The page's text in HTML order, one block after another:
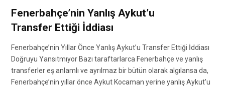
Fenerbahçe’nin Yanlış Aykut’u
Transfer Ettiği İddiası
Fenerbahçe’nin Yıllar Önce Yanlış Aykut’u Transfer Ettiği İddiası
Doğruyu Yansıtmıyor Bazı taraftarlarca Fenerbahçe ve yanlış
transferler eş anlamlı ve ayrılmaz bir bütün olarak algılansa da,
Fenerbahçe’nin yıllar önce Aykut Kocaman yerine yanlış Aykut’u